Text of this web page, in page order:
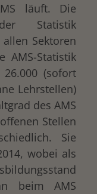
läuft. Die
der Statistik
Sektoren
AMS-Statistik
(sofort
Lehrstellen)
des AMS
Stellen
Sie
wobei als
beim AMS